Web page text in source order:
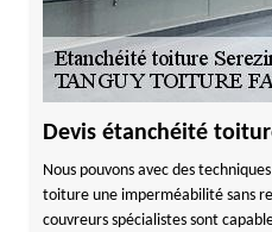
Devis étanchéité
Nous pouvons avec des
toiture une imperméabilité sans
couvreurs spécialistes sont